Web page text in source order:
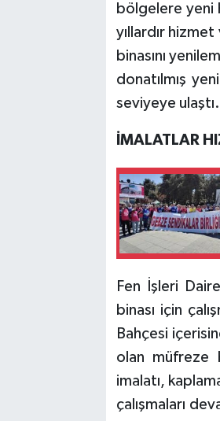
bölgelere yeni
yıllardır
binasını
donatılmış
seviyeye ulaştı.
İMALATLAR
Fen İşleri
binası için
Bahçesi
olan müfreze
imalatı,
çalışmaları